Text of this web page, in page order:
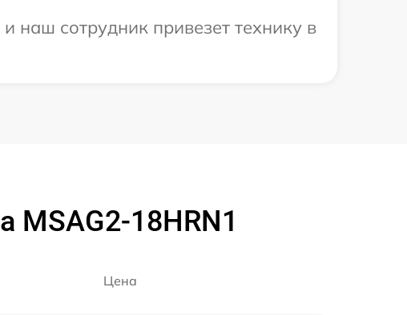
наш сотрудник привезет технику в
18HRN1
Цена